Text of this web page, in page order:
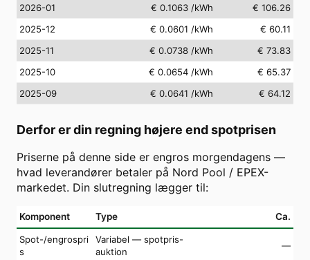
2026-01
€ 0.1063 /kWh
€ 106.26
2025-12
€ 0.0601 /kWh
€ 60.11
2025-11
€ 0.0738 /kWh
€ 73.83
2025-10
€ 0.0654 /kWh
€ 65.37
2025-09
€ 0.0641 /kWh € 64.12
Derfor er din regning højere end spotprisen
Priserne på denne side er engros morgendagens —
hvad leverandører betaler på Nord Pool / EPEX-
markedet. Din slutregning lægger til:
Komponent Type Ca.
Spot-/engrospri
s
Variabel — spotpris-
auktion
—